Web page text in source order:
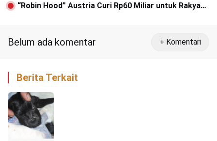
“Robin Hood” Austria Curi Rp60 Miliar untuk Rakyat
Belum ada komentar + Komentari
Berita Terkait